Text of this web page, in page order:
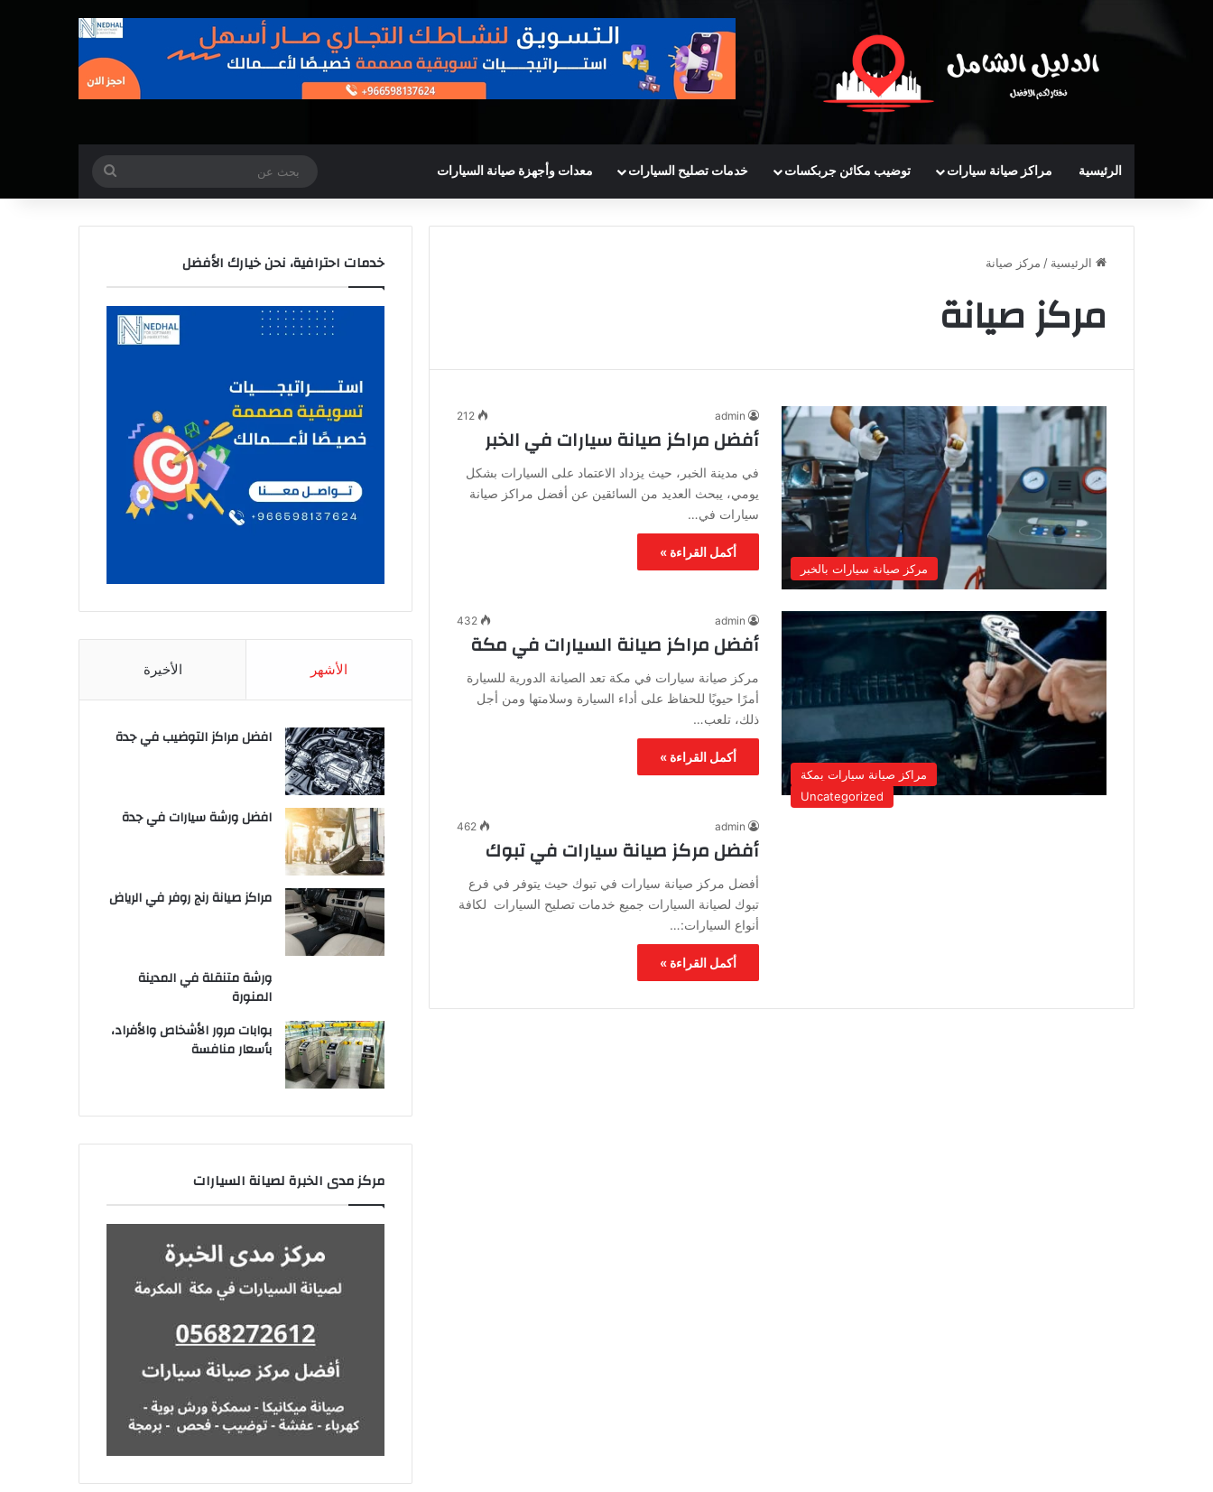
الرئيسية مراكز صيانة سيارات توضيب مكائن جربكسات خدمات تصليح السيارات معدات وأجهزة صيانة السيارات
عن
الرئيسية / مركز صيانة
مركز صيانة
مركز صيانة سيارات بالخبر
admin
212
أفضل مراكز صيانة سيارات في الخبر
في مدينة الخبر، حيث يزداد الاعتماد على السيارات بشكل
يومي، يبحث العديد من السائقين عن أفضل مراكز صيانة
سيارات في…
أكمل القراءة »
مراكز صيانة سيارات بمكة
admin
432
أفضل مراكز صيانة السيارات في مكة
مركز صيانة سيارات في مكة تعد الصيانة الدورية للسيارة
أمرًا حيويًا للحفاظ على أداء السيارة وسلامتها ومن أجل
ذلك، تلعب…
أكمل القراءة »
Uncategorized
admin
462
أفضل مركز صيانة سيارات في تبوك
أفضل مركز صيانة سيارات في تبوك حيث يتوفر في فرع
تبوك لصيانة السيارات جميع خدمات تصليح السيارات لكافة
أنواع السيارات:…
أكمل القراءة »
خدمات احترافية، نحن خيارك الأفضل
الأشهر الأخيرة
افضل مراكز التوضيب في جدة
افضل ورشة سيارات في جدة
مراكز صيانة رنج روفر في الرياض
ورشة متنقلة في المدينة
المنورة
بوابات مرور الأشخاص والأفراد،
بأسعار منافسة
مركز مدى الخبرة لصيانة السيارات